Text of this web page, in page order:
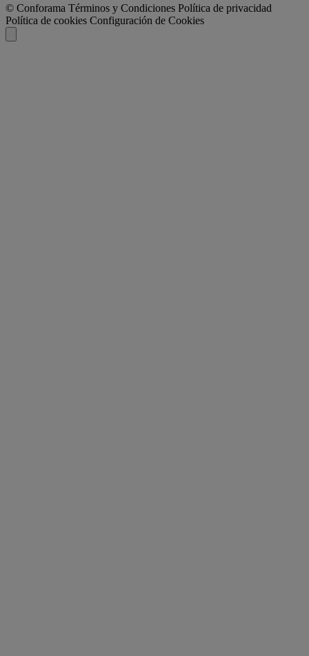
© Conforama Términos y Condiciones Política de privacidad
Política de cookies Configuración de Cookies